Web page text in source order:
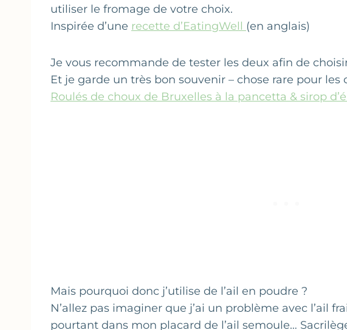
utiliser le fromage de votre choix.
Inspirée d’une recette d’EatingWell (en anglais)
Je vous recommande de tester les deux afin de
Et je garde un très bon souvenir – chose rare pour
Roulés de choux de Bruxelles à la pancetta & sirop
Mais pourquoi donc j’utilise de l’ail en poudre ?
N’allez pas imaginer que j’ai un problème avec l’ail
pourtant dans mon placard de l’ail semoule…